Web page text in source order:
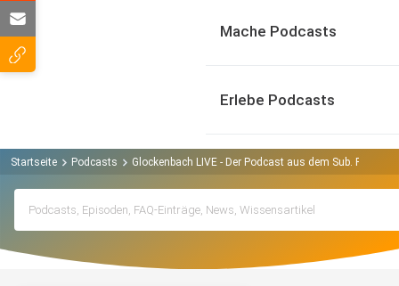
Mache Podcasts
Erlebe Podcasts
Startseite Podcasts Glockenbach LIVE - Der Podcast aus dem Sub. Podcast